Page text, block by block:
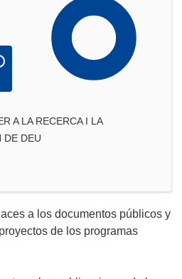
A LA RECERCA I LA
DE DEU
a los documentos públicos y
de los programas